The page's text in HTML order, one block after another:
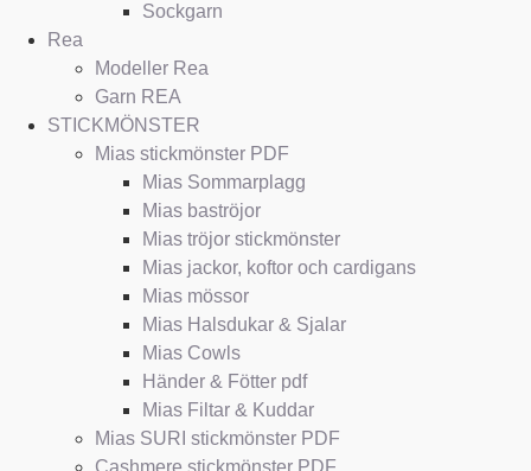
Sockgarn
Rea
Modeller Rea
Garn REA
STICKMÖNSTER
Mias stickmönster PDF
Mias Sommarplagg
Mias baströjor
Mias tröjor stickmönster
Mias jackor, koftor och cardigans
Mias mössor
Mias Halsdukar & Sjalar
Mias Cowls
Händer & Fötter pdf
Mias Filtar & Kuddar
Mias SURI stickmönster PDF
Cashmere stickmönster PDF